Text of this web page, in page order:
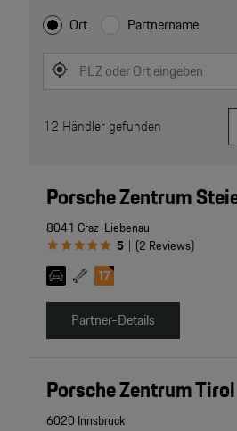
Ort Partnername
PLZ oder Ort eingeben
12 Händler gefunden
Porsche Zentrum
8041 Graz-Liebenau
5 | (2 Reviews)
Partner-Details
Porsche Zentrum Tirol
6020 Innsbruck